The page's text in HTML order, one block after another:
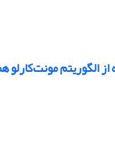
الگوریتم مونت‌کارلو